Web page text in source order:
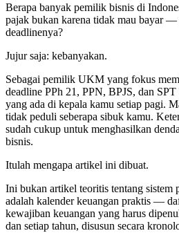
Berapa banyak pemilik bisnis di
pajak bukan karena tidak mau bayar —
deadlinenya?
Jujur saja: kebanyakan.
Sebagai pemilik UKM yang fokus
deadline PPh 21, PPN, BPJS, dan
yang ada di kepala kamu setiap pagi.
tidak peduli seberapa sibuk kamu.
sudah cukup untuk menghasilkan
bisnis.
Itulah mengapa artikel ini dibuat.
Ini bukan artikel teoritis tentang sistem
adalah kalender keuangan praktis —
kewajiban keuangan yang harus
dan setiap tahun, disusun secara